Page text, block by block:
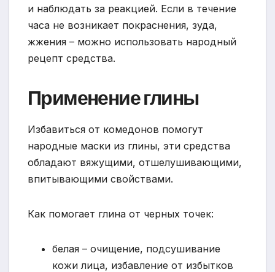
и наблюдать за реакцией. Если в течение
часа не возникает покраснения, зуда,
жжения – можно использовать народный
рецепт средства.
Применение глины
Избавиться от комедонов помогут
народные маски из глины, эти средства
обладают вяжущими, отшелушивающими,
впитывающими свойствами.
Как помогает глина от черных точек:
белая – очищение, подсушивание
кожи лица, избавление от избытков